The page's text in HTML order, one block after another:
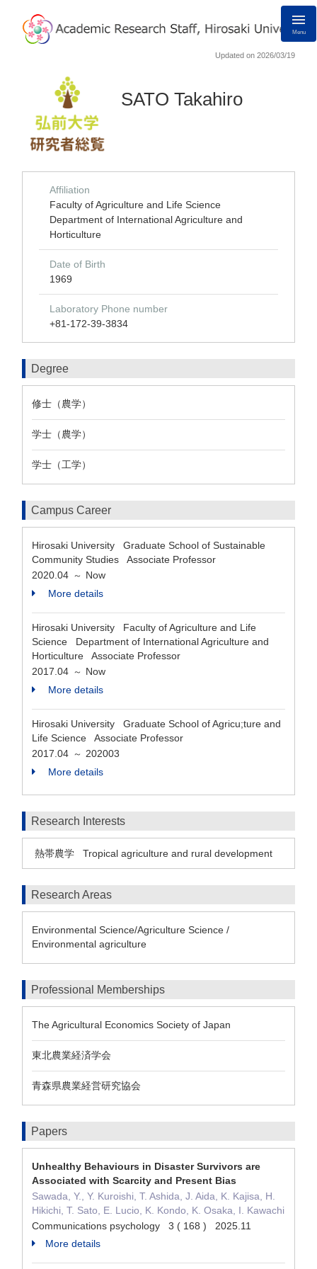
Menu
Updated on 2026/03/19
SATO Takahiro
Affiliation
Faculty of Agriculture and Life Science
Department of International Agriculture and
Horticulture
Date of Birth
1969
Laboratory Phone number
+81-172-39-3834
Degree
修士（農学）
学士（農学）
学士（工学）
Campus Career
Hirosaki University Graduate School of Sustainable
Community Studies Associate Professor
2020.04 ～ Now
More details
Hirosaki University Faculty of Agriculture and Life
Science Department of International Agriculture and
Horticulture Associate Professor
2017.04 ～ Now
More details
Hirosaki University Graduate School of Agricu;ture and
Life Science Associate Professor
2017.04 ～ 202003
More details
Research Interests
熱帯農学 Tropical agriculture and rural development
Research Areas
Environmental Science/Agriculture Science /
Environmental agriculture
Professional Memberships
The Agricultural Economics Society of Japan
東北農業経済学会
青森県農業経営研究協会
Papers
Unhealthy Behaviours in Disaster Survivors are
Associated with Scarcity and Present Bias
Sawada, Y., Y. Kuroishi, T. Ashida, J. Aida, K. Kajisa, H.
Hikichi, T. Sato, E. Lucio, K. Kondo, K. Osaka, I. Kawachi
Communications psychology 3 ( 168 ) 2025.11
More details